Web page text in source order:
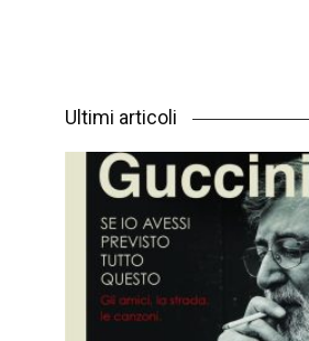
Ultimi articoli